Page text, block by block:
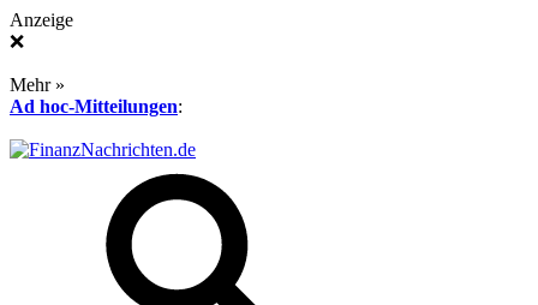
Anzeige
❌
Mehr »
Ad hoc-Mitteilungen: